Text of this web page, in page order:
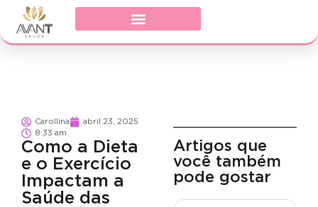
Carollina
abril 23, 2025
8:33 am
Como a Dieta
e o Exercício
Impactam a
Saúde das
Artigos que
você também
pode gostar